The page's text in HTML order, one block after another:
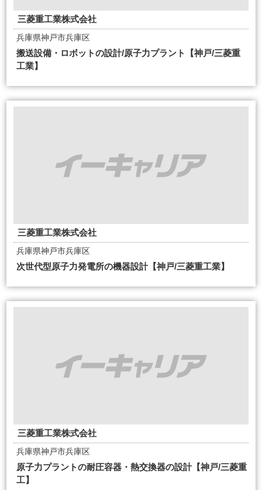
三菱重工業株式会社
兵庫県神戸市兵庫区
搬送設備・ロボットの設計/原子力プラント【神戸/三菱重
工業】
三菱重工業株式会社
兵庫県神戸市兵庫区
次世代型原子力発電所の機器設計【神戸/三菱重工業】
三菱重工業株式会社
兵庫県神戸市兵庫区
原子力プラントの耐圧容器・熱交換器の設計【神戸/三菱重
工】